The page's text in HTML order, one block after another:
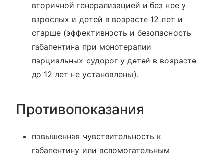
вторичной генерализацией и без нее у
взрослых и детей в возрасте 12 лет и
старше (эффективность и безопасность
габапентина при монотерапии
парциальных судорог у детей в возрасте
до 12 лет не установлены).
Противопоказания
повышенная чувствительность к
габапентину или вспомогательным